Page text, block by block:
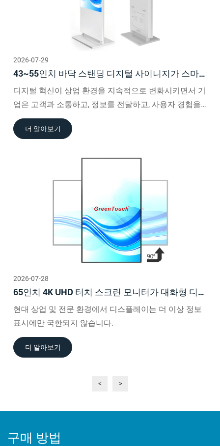
2026-07-29
43~55인치 바닥 스탠딩 디지털 사이니지가 스마
트 상업용 디스플레이에서 선호되는 선택이 되는
이유
디지털 혁신이 상업 환경을 지속적으로 변화시키면서 기
업은 고객과 소통하고, 정보를 전달하고, 사용자 경험을
개선할 수 있는 보다 효과적인 방법을 찾고 있습니다.
더 알아보기
2026-07-28
65인치 4K UHD 터치 스크린 모니터가 대화형 디스
플레이 경험을 향상시키는 방법
현대 상업 및 전문 환경에서 디스플레이는 더 이상 정보
표시에만 국한되지 않습니다.
더 알아보기
< >
구매 방법